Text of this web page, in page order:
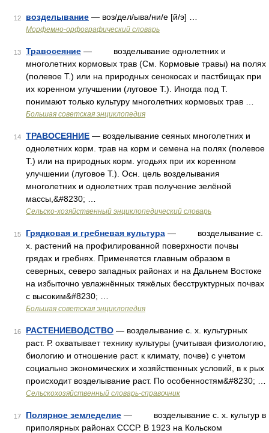
12 возделывание — воз/дел/ыва/ни/е [й/э] …
Морфемно-орфографический словарь
13 Травосеяние — возделывание однолетних и
многолетних кормовых трав (См. Кормовые травы) на полях
(полевое Т.) или на природных сенокосах и пастбищах при
их коренном улучшении (луговое Т.). Иногда под Т.
понимают только культуру многолетних кормовых трав …
Большая советская энциклопедия
14 ТРАВОСЕЯНИЕ — возделывание сеяных многолетних и
однолетних корм. трав на корм и семена на полях (полевое
Т.) или на природных корм. угодьях при их коренном
улучшении (луговое Т.). Осн. цель возделывания
многолетних и однолетних трав получение зелёной
массы,&#8230; …
Сельско-хозяйственный энциклопедический словарь
15 Грядковая и гребневая культура — возделывание с.
х. растений на профилированной поверхности почвы
грядах и гребнях. Применяется главным образом в
северных, северо западных районах и на Дальнем Востоке
на избыточно увлажнённых тяжёлых бесструктурных почвах
с высоким&#8230; …
Большая советская энциклопедия
16 РАСТЕНИЕВОДСТВО — возделывание с. х. культурных
раст. Р. охватывает технику культуры (учитывая физиологию,
биологию и отношение раст. к климату, почве) с учетом
социально экономических и хозяйственных условий, в к рых
происходит возделывание раст. По особенностям&#8230; …
Сельскохозяйственный словарь-справочник
17 Полярное земледелие — возделывание с. х. культур в
приполярных районах СССР. В 1923 на Кольском